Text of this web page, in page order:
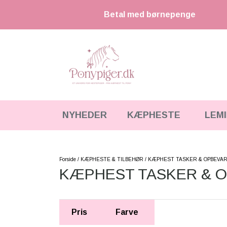
Betal med børnepenge
NYHEDER KÆPHESTE
STRIGLER & TILBEHØR
UDSTYR & TILBEHØR
SPRING & FORHINDRINGER
LEMIEUX MINI TOY PONY & TILBEHØR
HKM CUDDLE PONY
LEGETØJS HESTE
Forside KÆPHESTE & TILBEHØR KÆPHEST TASKER &
KÆPHEST TASKER &
Pris Farve